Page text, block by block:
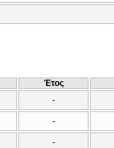
Έτος
-
-
-